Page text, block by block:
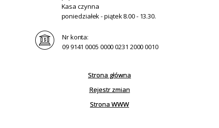
Kasa czynna
poniedziałek - piątek 8.00 - 13.30.
Nr konta:
09 9141 0005 0000 0231 2000 0010
Strona główna
Rejestr zmian
Strona WWW